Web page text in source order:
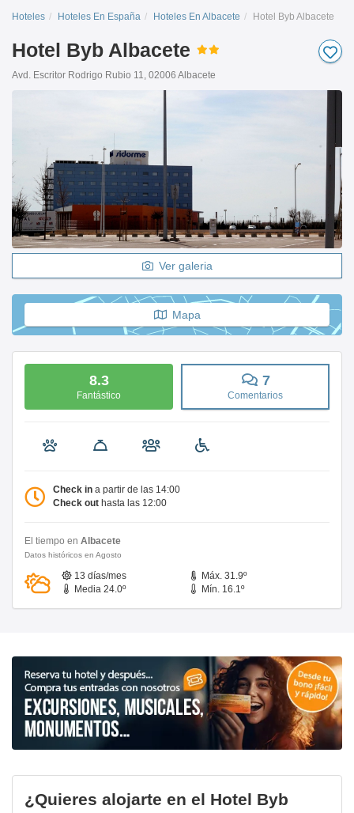
Hoteles Hoteles En España Hoteles En Albacete Hotel Byb Albacete
Hotel Byb Albacete
Avd. Escritor Rodrigo Rubio 11, 02006 Albacete
Ver galeria
Mapa
8.3
Fantástico
7
Comentarios
Check in a partir de las 14:00
Check out hasta las 12:00
El tiempo en Albacete
Datos históricos en Agosto
13 días/mes
Máx. 31.9º
Media 24.0º
Mín. 16.1º
¿Quieres alojarte en el Hotel Byb